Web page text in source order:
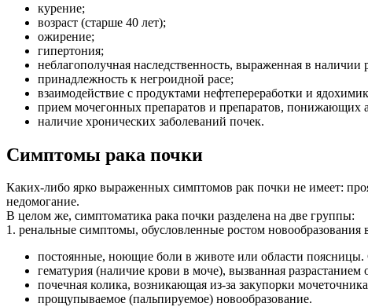
курение;
возраст (старше 40 лет);
ожирение;
гипертония;
неблагополучная наследственность, выраженная в наличии
принадлежность к негроидной расе;
взаимодействие с продуктами нефтепереработки и
прием мочегонных препаратов и препаратов, понижающих
наличие хронических заболеваний почек.
Симптомы рака почки
Каких-либо ярко выраженных симптомов рак почки не имеет:
недомогание.
В целом же, симптоматика рака почки разделена на две группы:
1. ренальные симптомы, обусловленные ростом новообразования
постоянные, ноющие боли в животе или области поясницы.
гематурия (наличие крови в моче), вызванная
почечная колика, возникающая из-за закупорки
прощупываемое (пальпируемое) новообразование.